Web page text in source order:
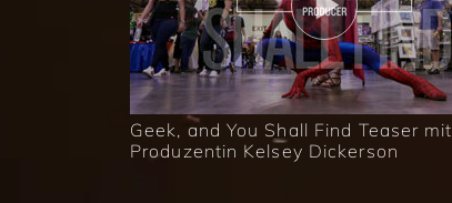
Geek, and You Shall Find Teaser mit
Produzentin Kelsey Dickerson